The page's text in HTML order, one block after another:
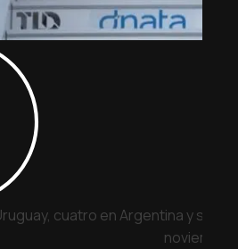
cuatro en Argentina y
noviembre